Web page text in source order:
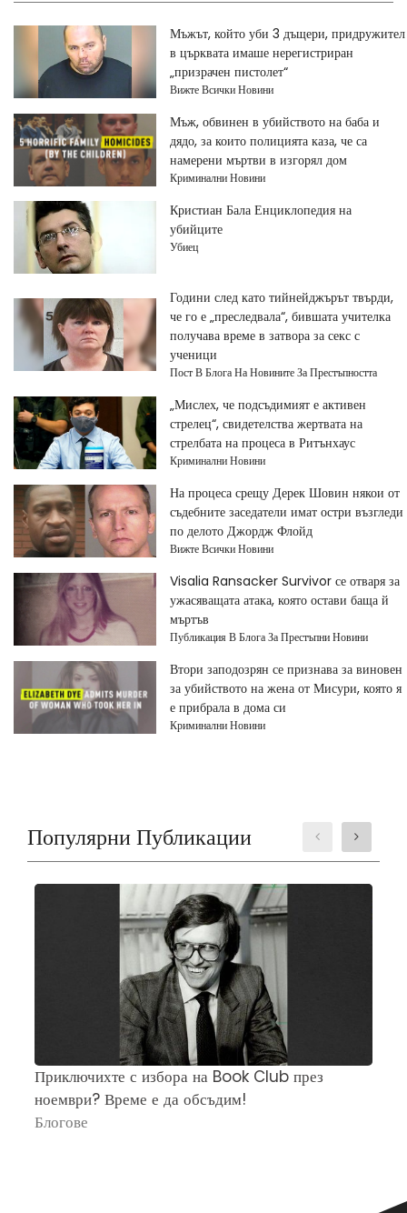
Мъжът, който уби 3 дъщери, придружител
в църквата имаше нерегистриран
„призрачен пистолет“
Вижте Всички Новини
Мъж, обвинен в убийството на баба и
дядо, за които полицията каза, че са
намерени мъртви в изгорял дом
Криминални Новини
Кристиан Бала Енциклопедия на
убийците
Убиец
Години след като тийнейджърът твърди,
че го е „преследвала“, бившата учителка
получава време в затвора за секс с
ученици
Пост В Блога На Новините За Престъпността
„Мислех, че подсъдимият е активен
стрелец“, свидетелства жертвата на
стрелбата на процеса в Ритънхаус
Криминални Новини
На процеса срещу Дерек Шовин някои от
съдебните заседатели имат остри възгледи
по делото Джордж Флойд
Вижте Всички Новини
Visalia Ransacker Survivor се отваря за
ужасяващата атака, която остави баща й
мъртъв
Публикация В Блога За Престъпни Новини
Втори заподозрян се признава за виновен
за убийството на жена от Мисури, която я
е прибрала в дома си
Криминални Новини
Популярни Публикации
Приключихте с избора на Book Club през
ноември? Време е да обсъдим!
Блогове